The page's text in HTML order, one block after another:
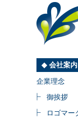
会社案内
企業理念
御挨拶
ロゴマー